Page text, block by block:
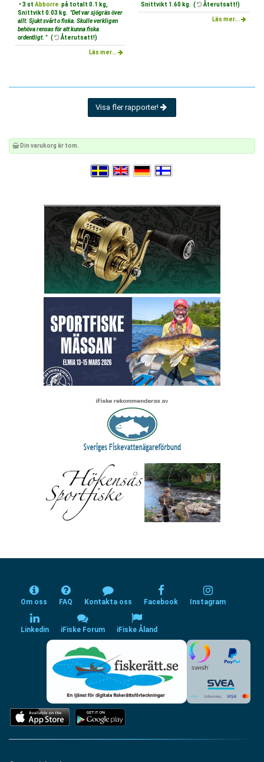
• 3 st Abborre på totalt 0.1 kg,
Snittvikt 0.03 kg. "Det var sjögräs över
allt. Sjukt svårt o fiska. Skulle verkligen
behöva rensas för att kunna fiska
ordentligt. " ( Återutsatt!)
Läs mer...
Snittvikt 1.60 kg. (
Återutsatt!)
Läs mer...
Visa fler rapporter!
Din varukorg är tom.
Om oss FAQ Kontakta oss Facebook Instagram
Linkedin iFiske Forum iFiske Åland